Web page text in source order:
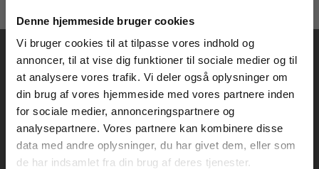
Denne hjemmeside bruger cookies
Vi bruger cookies til at tilpasse vores indhold og
annoncer, til at vise dig funktioner til sociale medier og til
at analysere vores trafik. Vi deler også oplysninger om
din brug af vores hjemmeside med vores partnere inden
for sociale medier, annonceringspartnere og
analysepartnere. Vores partnere kan kombinere disse
data med andre oplysninger, du har givet dem, eller som
de har indsamlet fra din brug af deres tjenester.
Praxis Forlag A/S
CVR 41280921
Køb læremidler og find masterclasses mm.
Fortsæt som:
For privatkunder og
studerende. Du får
vist priser inkl.
For institutioner og
virksomheder. Du
får vist priser ekskl.